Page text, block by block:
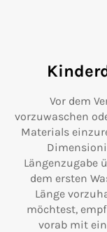
Vor dem
vorzuwaschen
Materials
Längenzugabe
dem ersten
Länge
möchtest,
vorab mit